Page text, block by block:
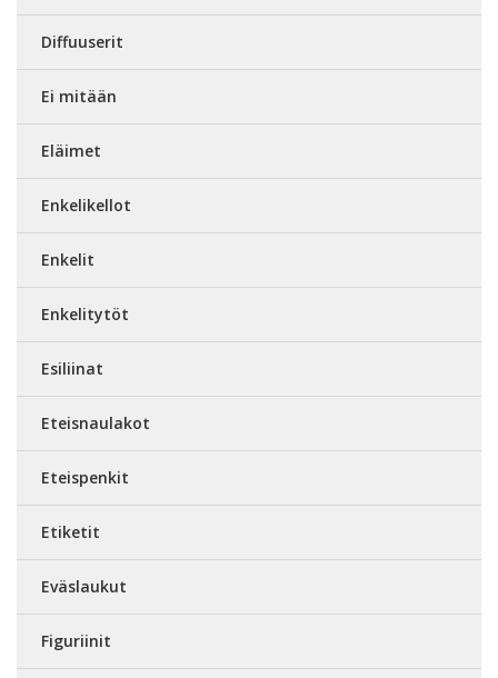
Diffuuserit
Ei mitään
Eläimet
Enkelikellot
Enkelit
Enkelitytöt
Esiliinat
Eteisnaulakot
Eteispenkit
Etiketit
Eväslaukut
Figuriinit